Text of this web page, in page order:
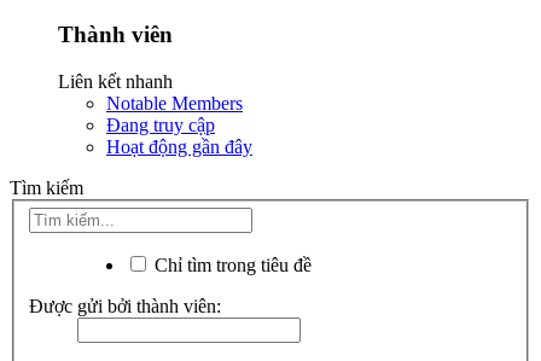
Thành viên
Liên kết nhanh
Notable Members
Đang truy cập
Hoạt động gần đây
Tìm kiếm
Chỉ tìm trong tiêu đề
Được gửi bởi thành viên: